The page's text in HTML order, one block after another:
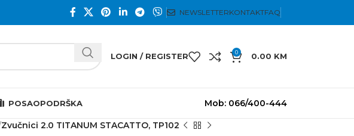
NEWSLETTERKONTAKTFAQ
LOGIN / REGISTER 0 0.00 KM
POSAOPODRŠKA Mob: 066/400-444
Zvučnici 2.0 TITANUM STACATTO, TP102